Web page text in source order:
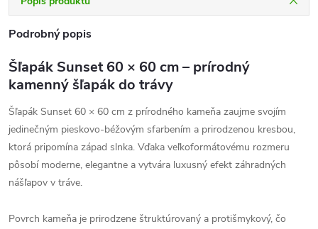
Podrobný popis
Šľapák Sunset 60 × 60 cm – prírodný
kamenný šľapák do trávy
Šľapák Sunset 60 × 60 cm z prírodného kameňa zaujme svojím
jedinečným pieskovo-béžovým sfarbením a prirodzenou kresbou,
ktorá pripomína západ slnka. Vďaka veľkoformátovému rozmeru
pôsobí moderne, elegantne a vytvára luxusný efekt záhradných
nášľapov v tráve.
Povrch kameňa je prirodzene štruktúrovaný a protišmykový, čo